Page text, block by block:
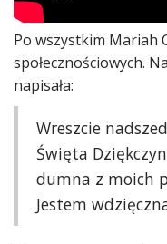
Po wszystkim Mariah
społecznościowych.
napisała:
Wreszcie
Święta
dumna z moich
Jestem